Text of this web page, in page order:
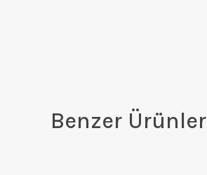
Benzer Ürünler